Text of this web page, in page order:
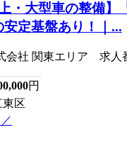
・大型車の整備】
定基盤あり！｜...
会社 関東エリア 求人
円
区